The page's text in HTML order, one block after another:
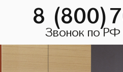
8
Звонок по РФ